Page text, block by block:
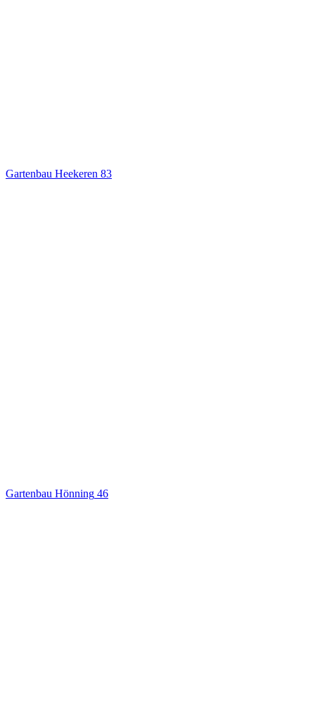
Gartenbau Heekeren 83
Gartenbau Hönning 46